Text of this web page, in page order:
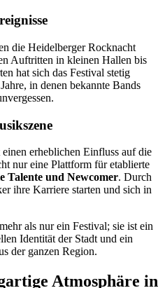
die Heidelberger Rocknacht
Auftritten in kleinen Hallen bis
hat sich das Festival stetig
in denen bekannte Bands
erheblichen Einfluss auf die
nur eine Plattform für etablierte
Talente und Newcomer. Durch
ihre Karriere starten und sich in
als nur ein Festival; sie ist ein
Identität der Stadt und ein
der ganzen Region.
Atmosphäre in